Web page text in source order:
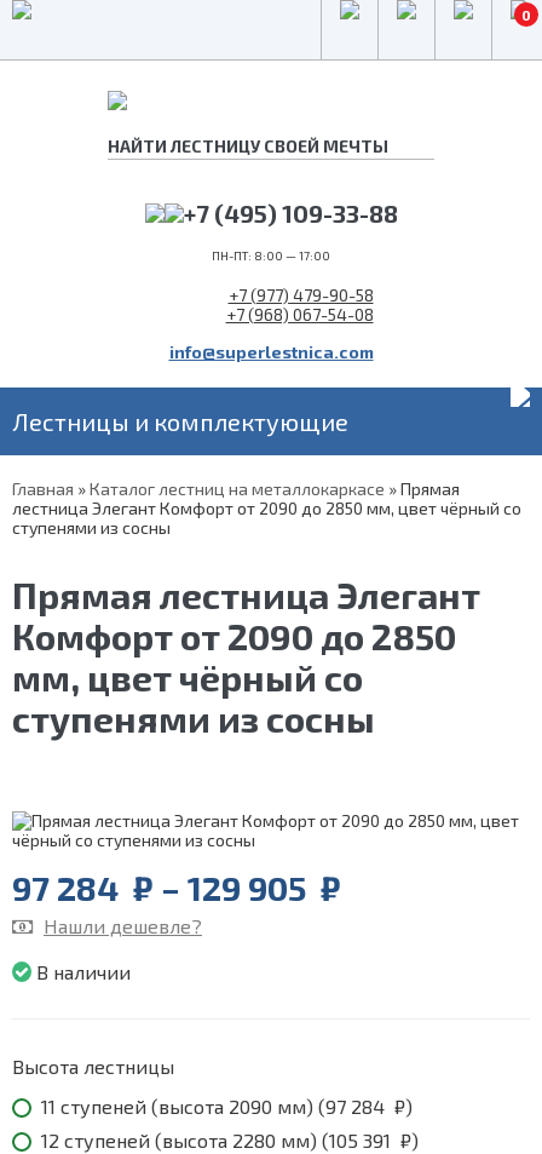
0
+7 (495) 109-33-88
ПН-ПТ: 8:00 — 17:00
+7 (977) 479-90-58
+7 (968) 067-54-08
info@superlestnica.com
Лестницы и комплектующие
Главная »Каталог лестниц на металлокаркасе »Прямая
лестница Элегант Комфорт от 2090 до 2850 мм, цвет чёрный со
ступенями из сосны
Прямая лестница Элегант
Комфорт от 2090 до 2850
мм, цвет чёрный со
ступенями из сосны
97 284 ₽ – 129 905 ₽
₽
Нашли дешевле?
В наличии
Высота лестницы
11 ступеней (высота 2090 мм) (97 284 ₽)
12 ступеней (высота 2280 мм) (105 391 ₽)